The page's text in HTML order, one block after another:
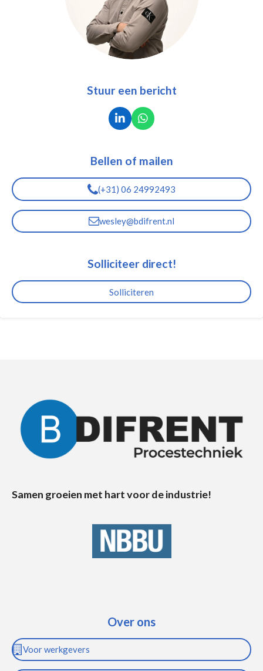
Stuur een bericht
L
i
e
d
I
W
h
s
A
p
Bellen of mailen
(+31) 06 24992493
wesley@bdifrent.nl
Solliciteer direct!
Solliciteren
Samen groeien met hart voor de industrie!
Over ons
Voor werkgevers